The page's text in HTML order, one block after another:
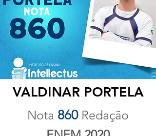
VALDINAR PORTELA
Nota 860 Redação